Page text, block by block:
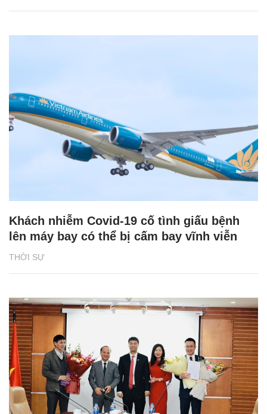
THỜI SỰ
Khách nhiễm Covid-19 cố tình giấu bệnh
lên máy bay có thể bị cấm bay vĩnh viễn